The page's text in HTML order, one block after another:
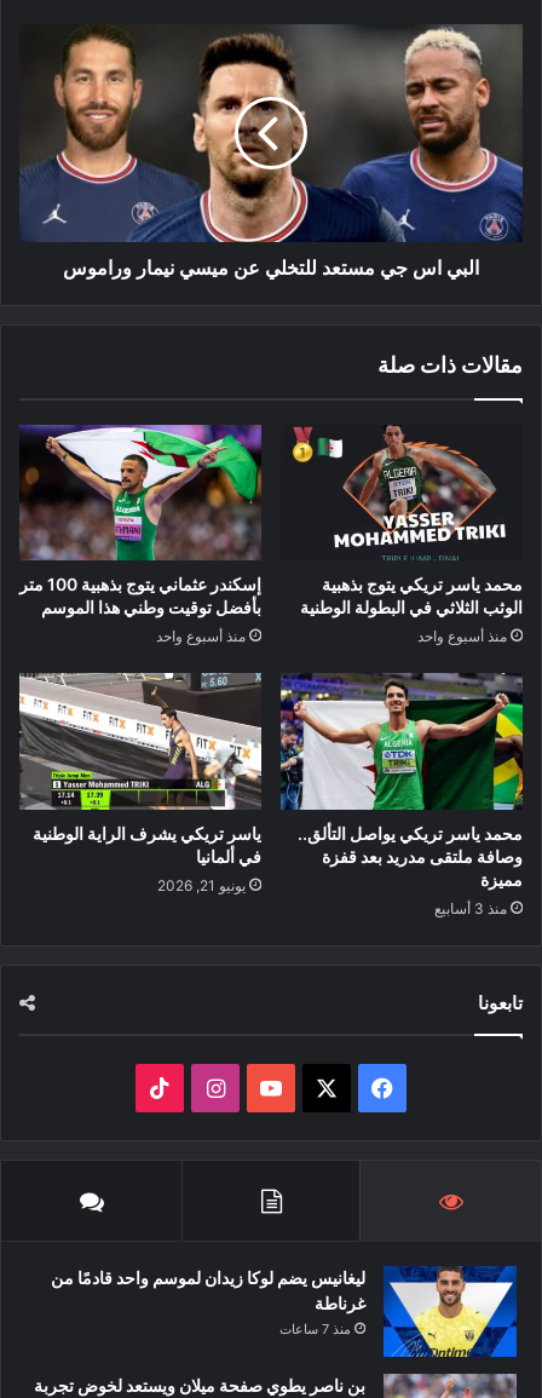
مستعد
عن
ميسي
نيمار
وراموس
البي اس جي مستعد للتخلي عن ميسي نيمار وراموس
مقالات ذات صلة
محمد ياسر تريكي يتوج بذهبية
الوثب الثلاثي في البطولة الوطنية
منذ أسبوع واحد
إسكندر عثماني يتوج بذهبية 100 متر
بأفضل توقيت وطني هذا الموسم
منذ أسبوع واحد
محمد ياسر تريكي يواصل التألق..
وصافة ملتقى مدريد بعد قفزة
مميزة
منذ 3 أسابيع
ياسر تريكي يشرف الراية الوطنية
في ألمانيا
يونيو 21, 2026
تابعونا
فيسبوك ‫YouTubeانستقرام
ليغانيس يضم لوكا زيدان لموسم واحد قادمًا من
غرناطة
منذ 7 ساعات
بن ناصر يطوي صفحة ميلان ويستعد لخوض تجربة